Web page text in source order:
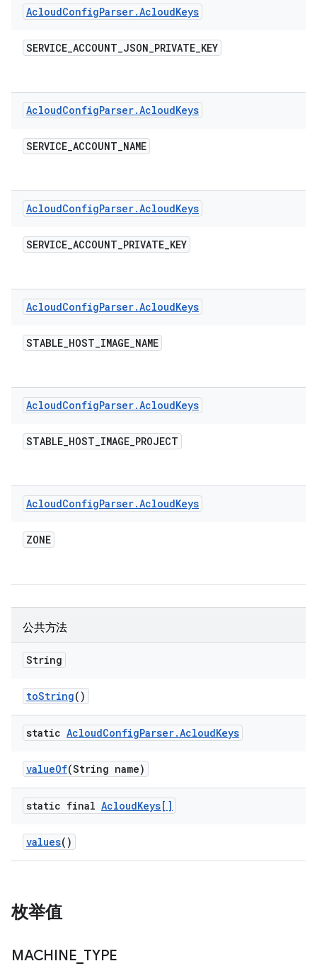
AcloudConfigParser.AcloudKeys
SERVICE_ACCOUNT_JSON_PRIVATE_KEY
AcloudConfigParser.AcloudKeys
SERVICE_ACCOUNT_NAME
AcloudConfigParser.AcloudKeys
SERVICE_ACCOUNT_PRIVATE_KEY
AcloudConfigParser.AcloudKeys
STABLE_HOST_IMAGE_NAME
AcloudConfigParser.AcloudKeys
STABLE_HOST_IMAGE_PROJECT
AcloudConfigParser.AcloudKeys
ZONE
公共方法
String
toString()
static AcloudConfigParser.AcloudKeys
valueOf(String name)
static final AcloudKeys[]
values()
枚举值
MACHINE TYPE